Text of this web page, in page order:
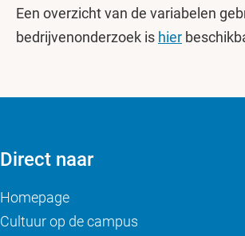
Een overzicht van de variabelen
bedrijvenonderzoek is hier
Direct naar
Homepage
Cultuur op de campus